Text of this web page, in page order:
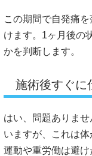
この期間で自発痛
けます。1ヶ月後の
かを判断します。
施術後すぐに
はい、問題ありま
いますが、これは
運動や重労働は避